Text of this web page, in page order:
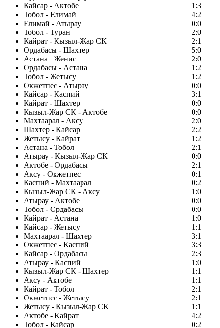
Кайсар - Актобе
1:3
Тобол - Елимай
4:2
Елимай - Атырау
0:0
Тобол - Туран
2:0
Кайрат - Кызыл-Жар СК
2:1
Ордабасы - Шахтер
5:0
Астана - Женис
2:0
Ордабасы - Астана
1:2
Тобол - Жетысу
1:2
Окжетпес - Атырау
0:0
Кайсар - Каспий
3:1
Кайрат - Шахтер
0:0
Кызыл-Жар СК - Актобе
0:0
Махтаарал - Аксу
2:0
Шахтер - Кайсар
2:2
Жетысу - Кайрат
1:2
Астана - Тобол
2:1
Атырау - Кызыл-Жар СК
0:0
Актобе - Ордабасы
2:1
Аксу - Окжетпес
0:1
Каспий - Махтаарал
0:2
Кызыл-Жар СК - Аксу
1:0
Атырау - Актобе
0:0
Тобол - Ордабасы
0:0
Кайрат - Астана
1:0
Кайсар - Жетысу
1:1
Махтаарал - Шахтер
3:1
Окжетпес - Каспий
3:3
Кайсар - Ордабасы
2:3
Атырау - Каспий
1:0
Кызыл-Жар СК - Шахтер
1:1
Аксу - Актобе
1:1
Кайрат - Тобол
2:1
Окжетпес - Жетысу
2:1
Жетысу - Кызыл-Жар СК
1:1
Актобе - Кайрат
4:2
Тобол - Кайсар
0:2